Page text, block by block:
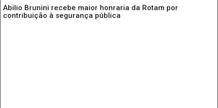
Abilio Brunini recebe maior honraria da Rotam por
contribuição à segurança pública